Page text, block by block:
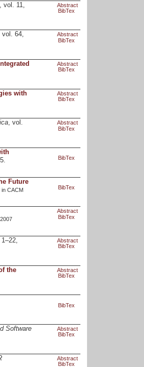
vol. 11,
Abstract
BibTex
vol. 64,
Abstract
BibTex
Abstract
BibTex
with
Abstract
BibTex
, vol.
Abstract
BibTex
BibTex
Future
in CACM BibTex
Abstract
BibTex
Abstract
BibTex
the
Abstract
BibTex
BibTex
Software
Abstract
BibTex
Abstract
BibTex